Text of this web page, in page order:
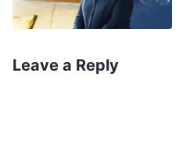
Θεού τις έσχατες
έργο του Θεού τις
Leave a Reply